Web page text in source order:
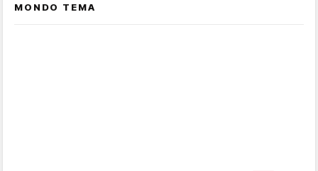
MONDO TEMA